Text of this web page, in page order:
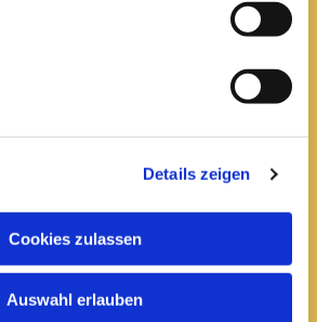
Details zeigen
Cookies zulassen
Auswahl erlauben